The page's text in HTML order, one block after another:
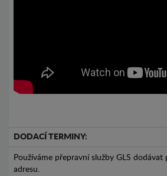
DODACÍ TERMINY:
Používáme přepravní služby GLS
adresu.